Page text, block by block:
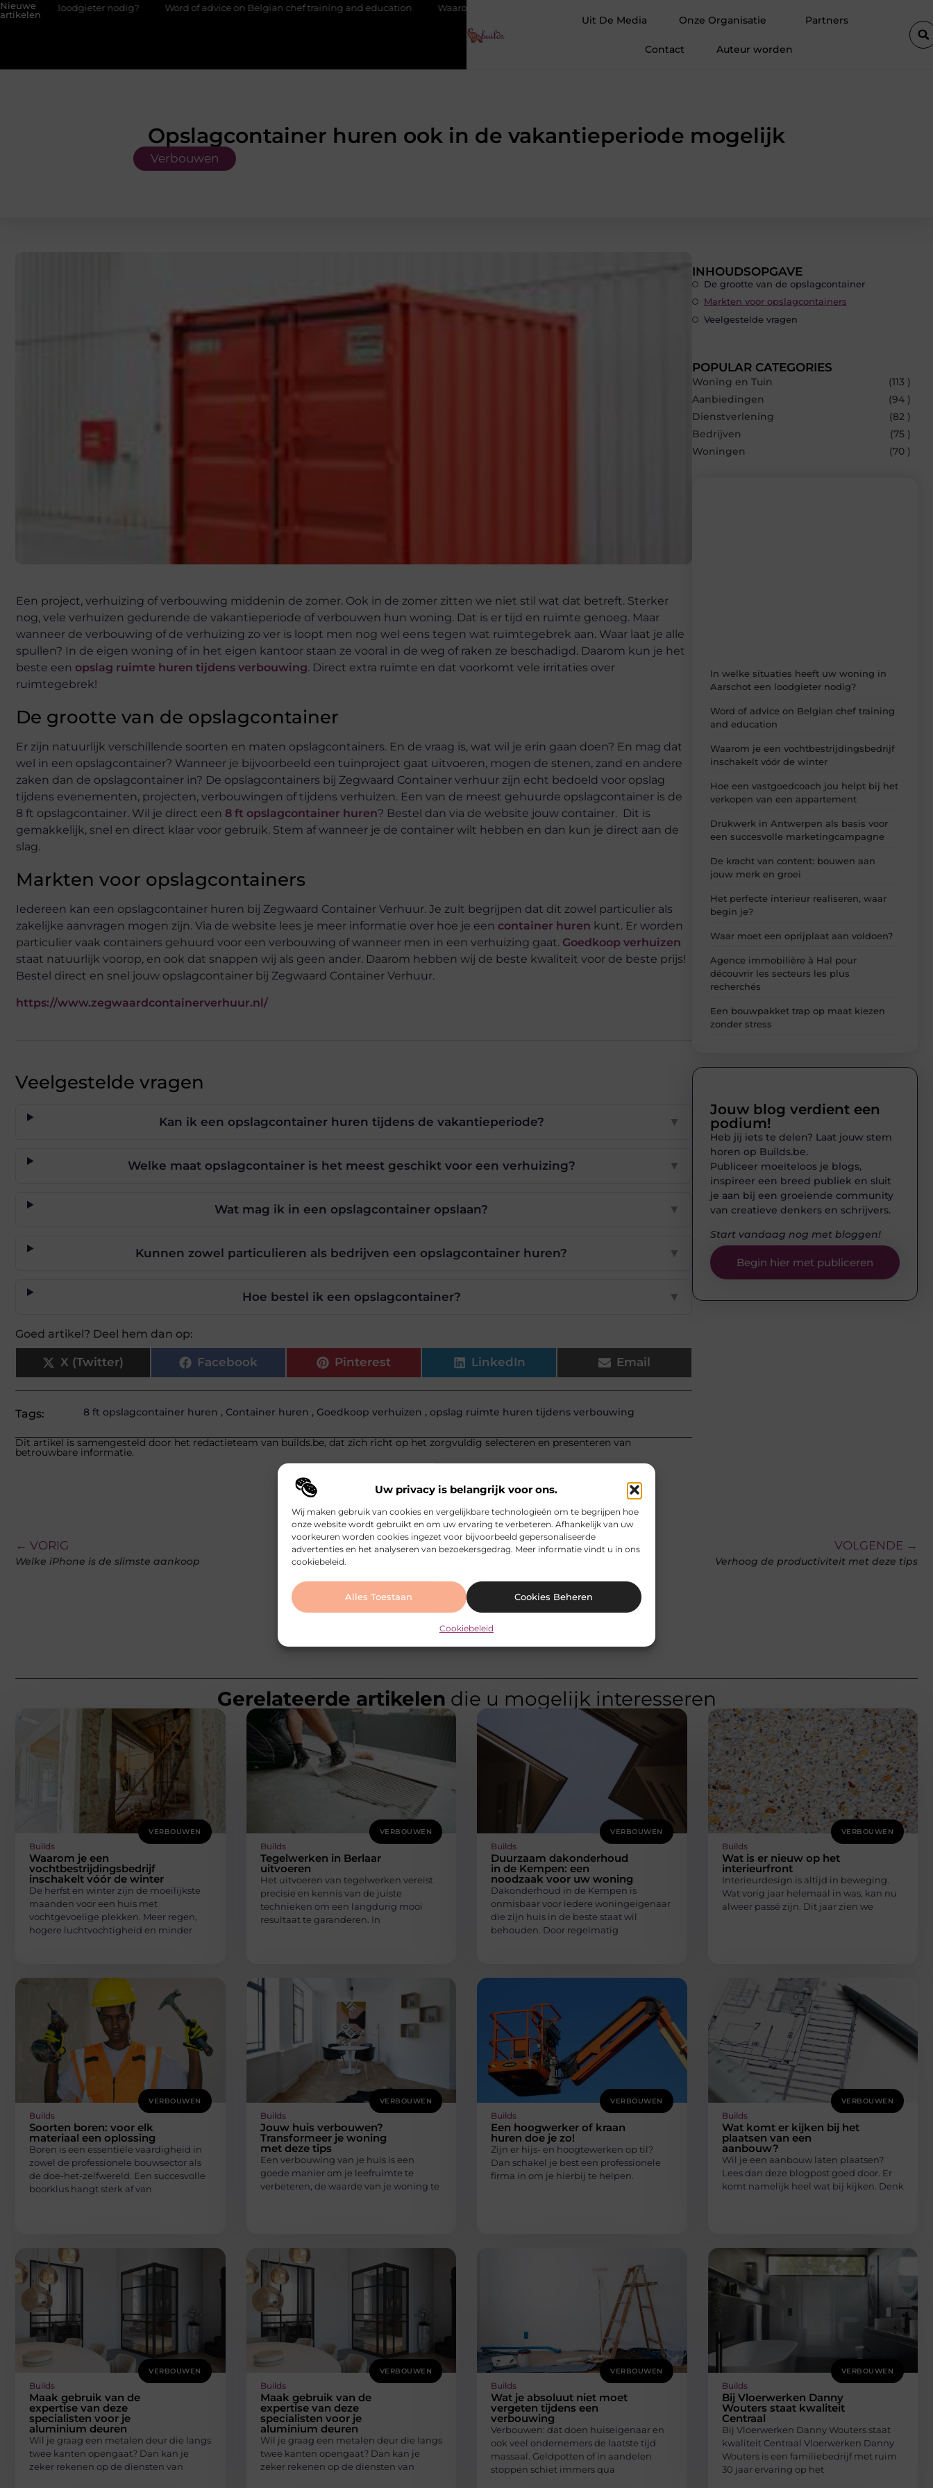
Uw privacy is belangrijk voor ons.
Wij maken gebruik van cookies en vergelijkbare technologieën om te begrijpen hoe
onze website wordt gebruikt en om uw ervaring te verbeteren. Afhankelijk van uw
voorkeuren worden cookies ingezet voor bijvoorbeeld gepersonaliseerde
advertenties en het analyseren van bezoekersgedrag. Meer informatie vindt u in ons
cookiebeleid.
Alles Toestaan Cookies Beheren
Cookiebeleid
Nieuwe
artikelen
nodig? Word of advice on Belgian chef training and education Waarom je een vochtbestrijdingsbedrijf inschakelt vóór de winter
Uit De Media Onze Organisatie Partners
Contact Auteur worden
Opslagcontainer huren ook in de vakantieperiode mogelijk
Verbouwen
Een project, verhuizing of verbouwing middenin de zomer. Ook in de zomer zitten we niet stil wat dat betreft. Sterker
nog, vele verhuizen gedurende de vakantieperiode of verbouwen hun woning. Dat is er tijd en ruimte genoeg. Maar
wanneer de verbouwing of de verhuizing zo ver is loopt men nog wel eens tegen wat ruimtegebrek aan. Waar laat je alle
spullen? In de eigen woning of in het eigen kantoor staan ze vooral in de weg of raken ze beschadigd. Daarom kun je het
beste een opslag ruimte huren tijdens verbouwing. Direct extra ruimte en dat voorkomt vele irritaties over
ruimtegebrek!
De grootte van de opslagcontainer
Er zijn natuurlijk verschillende soorten en maten opslagcontainers. En de vraag is, wat wil je erin gaan doen? En mag dat
wel in een opslagcontainer? Wanneer je bijvoorbeeld een tuinproject gaat uitvoeren, mogen de stenen, zand en andere
zaken dan de opslagcontainer in? De opslagcontainers bij Zegwaard Container verhuur zijn echt bedoeld voor opslag
tijdens evenementen, projecten, verbouwingen of tijdens verhuizen. Een van de meest gehuurde opslagcontainer is de
8 ft opslagcontainer. Wil je direct een 8 ft opslagcontainer huren? Bestel dan via de website jouw container. Dit is
gemakkelijk, snel en direct klaar voor gebruik. Stem af wanneer je de container wilt hebben en dan kun je direct aan de
slag.
Markten voor opslagcontainers
Iedereen kan een opslagcontainer huren bij Zegwaard Container Verhuur. Je zult begrijpen dat dit zowel particulier als
zakelijke aanvragen mogen zijn. Via de website lees je meer informatie over hoe je een container huren kunt. Er worden
particulier vaak containers gehuurd voor een verbouwing of wanneer men in een verhuizing gaat. Goedkoop verhuizen
staat natuurlijk voorop, en ook dat snappen wij als geen ander. Daarom hebben wij de beste kwaliteit voor de beste prijs!
Bestel direct en snel jouw opslagcontainer bij Zegwaard Container Verhuur.
https://www.zegwaardcontainerverhuur.nl/
Veelgestelde vragen
Kan ik een opslagcontainer huren tijdens de vakantieperiode? ▼
Welke maat opslagcontainer is het meest geschikt voor een verhuizing? ▼
Wat mag ik in een opslagcontainer opslaan? ▼
Kunnen zowel particulieren als bedrijven een opslagcontainer huren? ▼
Hoe bestel ik een opslagcontainer? ▼
Goed artikel? Deel hem dan op:
X (Twitter) Facebook Pinterest LinkedIn Email
Tags: 8 ft opslagcontainer huren , Container huren , Goedkoop verhuizen , opslag ruimte huren tijdens verbouwing
Dit artikel is samengesteld door het redactieteam van builds.be, dat zich richt op het zorgvuldig selecteren en presenteren van
betrouwbare informatie.
INHOUDSOPGAVE
De grootte van de opslagcontainer
Markten voor opslagcontainers
Veelgestelde vragen
POPULAR CATEGORIES
Woning en Tuin
(113 )
Aanbiedingen
(94 )
Dienstverlening
(82 )
Bedrijven
(75 )
Woningen
(70 )
In welke situaties heeft uw woning in
Aarschot een loodgieter nodig?
Word of advice on Belgian chef training
and education
Waarom je een vochtbestrijdingsbedrijf
inschakelt vóór de winter
Hoe een vastgoedcoach jou helpt bij het
verkopen van een appartement
Drukwerk in Antwerpen als basis voor
een succesvolle marketingcampagne
De kracht van content: bouwen aan
jouw merk en groei
Het perfecte interieur realiseren, waar
begin je?
Waar moet een oprijplaat aan voldoen?
Agence immobilière à Hal pour
découvrir les secteurs les plus
recherchés
Een bouwpakket trap op maat kiezen
zonder stress
Jouw blog verdient een
podium!
Heb jij iets te delen? Laat jouw stem
horen op Builds.be.
Publiceer moeiteloos je blogs,
inspireer een breed publiek en sluit
je aan bij een groeiende community
van creatieve denkers en schrijvers.
Start vandaag nog met bloggen!
Begin hier met publiceren
← VORIG
Welke iPhone is de slimste aankoop
VOLGENDE →
Verhoog de productiviteit met deze tips
Gerelateerde artikelen die u mogelijk interesseren
VERBOUWEN
Builds
Waarom je een
vochtbestrijdingsbedrijf
inschakelt vóór de winter
De herfst en winter zijn de moeilijkste
maanden voor een huis met
vochtgevoelige plekken. Meer regen,
hogere luchtvochtigheid en minder
VERBOUWEN
Builds
Tegelwerken in Berlaar
uitvoeren
Het uitvoeren van tegelwerken vereist
precisie en kennis van de juiste
technieken om een langdurig mooi
resultaat te garanderen. In
VERBOUWEN
Builds
Duurzaam dakonderhoud
in de Kempen: een
noodzaak voor uw woning
Dakonderhoud in de Kempen is
onmisbaar voor iedere woningeigenaar
die zijn huis in de beste staat wil
behouden. Door regelmatig
VERBOUWEN
Builds
Wat is er nieuw op het
interieurfront
Interieurdesign is altijd in beweging.
Wat vorig jaar helemaal in was, kan nu
alweer passé zijn. Dit jaar zien we
VERBOUWEN
Builds
Soorten boren: voor elk
materiaal een oplossing
Boren is een essentiële vaardigheid in
zowel de professionele bouwsector als
de doe-het-zelfwereld. Een succesvolle
boorklus hangt sterk af van
VERBOUWEN
Builds
Jouw huis verbouwen?
Transformeer je woning
met deze tips
Een verbouwing van je huis is een
goede manier om je leefruimte te
verbeteren, de waarde van je woning te
VERBOUWEN
Builds
Een hoogwerker of kraan
huren doe je zo!
Zijn er hijs- en hoogtewerken op til?
Dan schakel je best een professionele
firma in om je hierbij te helpen.
VERBOUWEN
Builds
Wat komt er kijken bij het
plaatsen van een
aanbouw?
Wil je een aanbouw laten plaatsen?
Lees dan deze blogpost goed door. Er
komt namelijk heel wat bij kijken. Denk
VERBOUWEN
Builds
Maak gebruik van de
expertise van deze
specialisten voor je
aluminium deuren
Wil je graag een metalen deur die langs
twee kanten opengaat? Dan kan je
zeker rekenen op de diensten van
VERBOUWEN
Builds
Maak gebruik van de
expertise van deze
specialisten voor je
aluminium deuren
Wil je graag een metalen deur die langs
twee kanten opengaat? Dan kan je
zeker rekenen op de diensten van
VERBOUWEN
Builds
Wat je absoluut niet moet
vergeten tijdens een
verbouwing
Verbouwen: dat doen huiseigenaar en
ook veel ondernemers de laatste tijd
massaal. Geldpotten of in aandelen
stoppen schiet immers qua
VERBOUWEN
Builds
Bij Vloerwerken Danny
Wouters staat kwaliteit
Centraal
Bij Vloerwerken Danny Wouters staat
kwaliteit Centraal Vloerwerken Danny
Wouters is een familiebedrijf met ruim
30 jaar ervaring op het